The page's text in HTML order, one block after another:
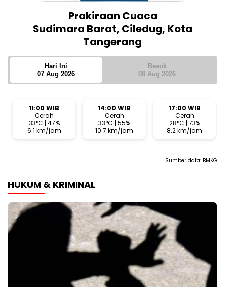
Prakiraan Cuaca
Sudimara Barat, Ciledug, Kota
Tangerang
Hari Ini
07 Aug 2026
Besok
08 Aug 2026
11:00 WIB
Cerah
33°C | 47%
6.1 km/jam
14:00 WIB
Cerah
33°C | 55%
10.7 km/jam
17:00 WIB
Cerah
28°C | 73%
8.2 km/jam
Sumber data: BMKG
HUKUM & KRIMINAL